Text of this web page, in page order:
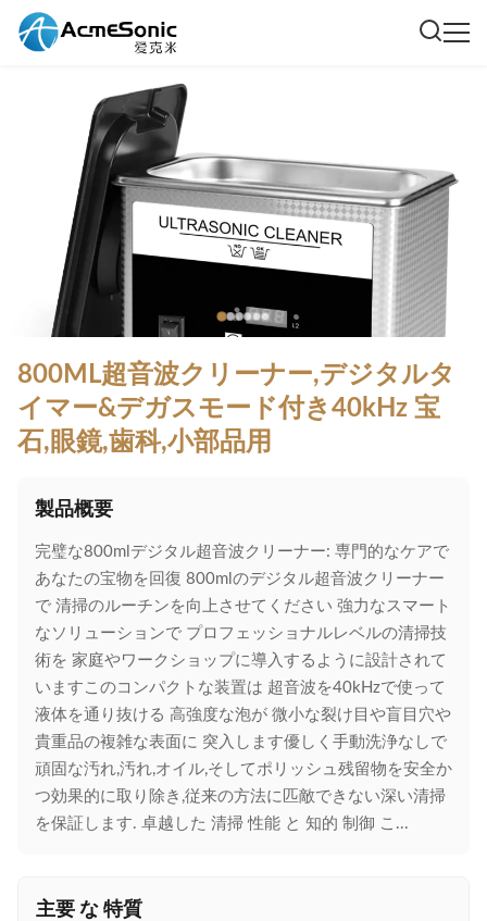
800ML超音波クリーナー,デジタルタ
イマー&デガスモード付き40kHz 宝
石,眼鏡,歯科,小部品用
製品概要
完璧な800mlデジタル超音波クリーナー: 専門的なケアで
あなたの宝物を回復 800mlのデジタル超音波クリーナー
で 清掃のルーチンを向上させてください 強力なスマート
なソリューションで プロフェッショナルレベルの清掃技
術を 家庭やワークショップに導入するように設計されて
いますこのコンパクトな装置は 超音波を40kHzで使って
液体を通り抜ける 高強度な泡が 微小な裂け目や盲目穴や
貴重品の複雑な表面に 突入します優しく手動洗浄なしで
頑固な汚れ,汚れ,オイル,そしてポリッシュ残留物を安全か
つ効果的に取り除き,従来の方法に匹敵できない深い清掃
を保証します. 卓越した 清掃 性能 と 知的 制御 こ...
主要 な 特質